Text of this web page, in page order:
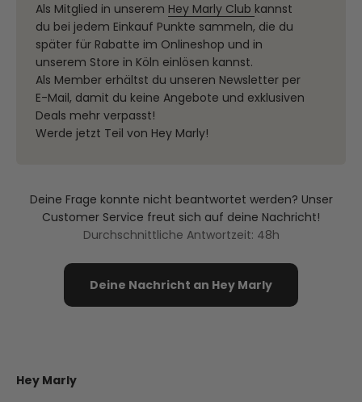
Als Mitglied in unserem Hey Marly Club kannst
du bei jedem Einkauf Punkte sammeln, die du
später für Rabatte im Onlineshop und in
unserem Store in Köln einlösen kannst.
Als Member erhältst du unseren Newsletter per
E-Mail, damit du keine Angebote und exklusiven
Deals mehr verpasst!
Werde jetzt Teil von Hey Marly!
Deine Frage konnte nicht beantwortet werden? Unser
Customer Service freut sich auf deine Nachricht!
Durchschnittliche Antwortzeit: 48h
Deine Nachricht an Hey Marly
Hey Marly